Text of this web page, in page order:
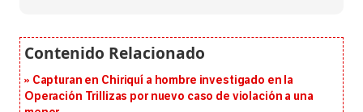
Capturan en Chiriquí a hombre investigado en la
Operación Trillizas por nuevo caso de violación a una